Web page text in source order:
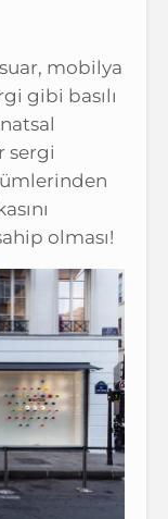
mobilya
gibi basılı
sergi
olması!